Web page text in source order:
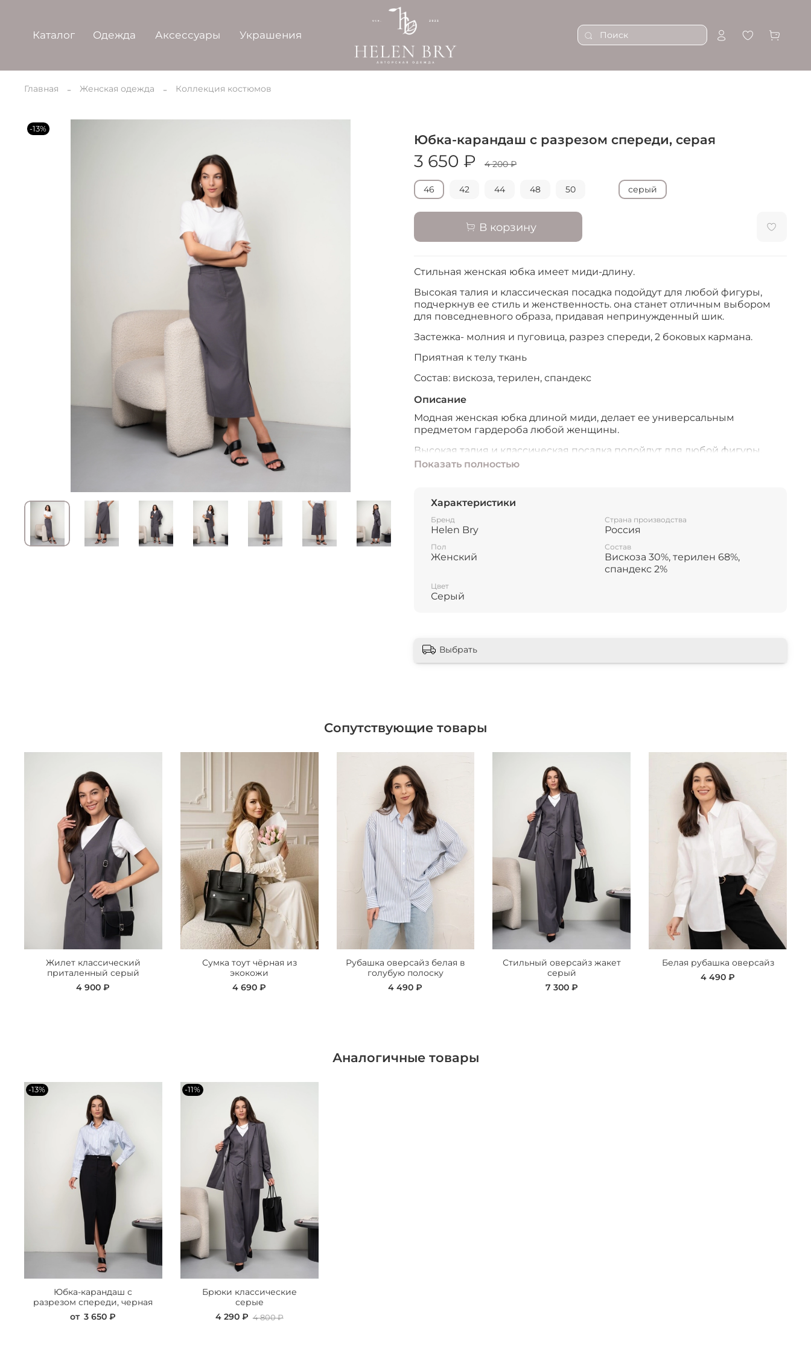
Каталог Одежда Аксессуары Украшения
Главная Женская одежда Коллекция костюмов
-13%
Юбка-карандаш с разрезом спереди, серая
3 650 ₽ 4 200 ₽
46 42 44 48 50 серый
В корзину
Стильная женская юбка имеет миди-длину.
Высокая талия и классическая посадка подойдут для любой фигуры,
подчеркнув ее стиль и женственность. она станет отличным выбором
для повседневного образа, придавая непринужденный шик.
Застежка- молния и пуговица, разрез спереди, 2 боковых кармана.
Приятная к телу ткань
Состав: вискоза, терилен, спандекс
Описание
Модная женская юбка длиной миди, делает ее универсальным
предметом гардероба любой женщины.
Высокая талия и классическая посадка подойдут для любой фигуры,
подчеркнув ее стиль и женственность. Она станет отличным выбором
образ, который подойдет к любым условиям. Стильная юбка - это то, что
действительно добавит утонченности вашему облику!
Показать полностью
Характеристики
Бренд
Helen Bry
Страна производства
Россия
Пол
Женский
Состав
Вискоза 30%, терилен 68%,
спандекс 2%
Цвет
Серый
Выбрать
Сопутствующие товары
Жилет классический
приталенный серый
4 900 ₽
Сумка тоут чёрная из
экокожи
4 690 ₽
Рубашка оверсайз белая в
голубую полоску
4 490 ₽
Стильный оверсайз жакет
серый
7 300 ₽
Белая рубашка оверсайз
4 490 ₽
Аналогичные товары
-13%
Юбка-карандаш с
разрезом спереди, черная
от 3 650 ₽
-11%
Брюки классические
серые
4 290 ₽ 4 800 ₽